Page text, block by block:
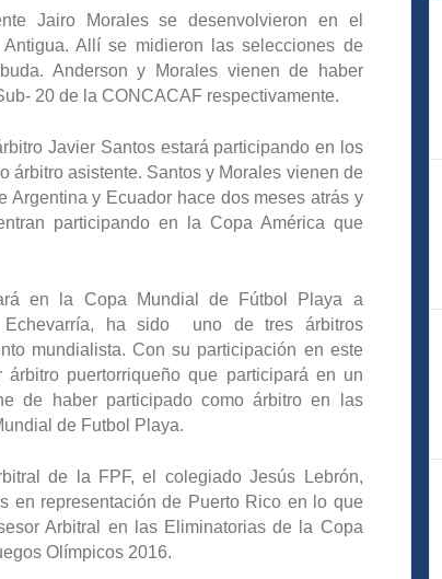
Jairo Morales se desenvolvieron en el
Allí se midieron las selecciones de
Anderson y Morales vienen de haber
20 de la CONCACAF respectivamente.
Javier Santos estará participando en los
árbitro asistente. Santos y Morales vienen de
y Ecuador hace dos meses atrás y
participando en la Copa América que
en la Copa Mundial de Fútbol Playa a
ha sido uno de tres árbitros
mundialista. Con su participación en este
puertorriqueño que participará en un
de haber participado como árbitro en las
de Futbol Playa.
de la FPF, el colegiado Jesús Lebrón,
en representación de Puerto Rico en lo que
Arbitral en las Eliminatorias de la Copa
Olímpicos 2016.